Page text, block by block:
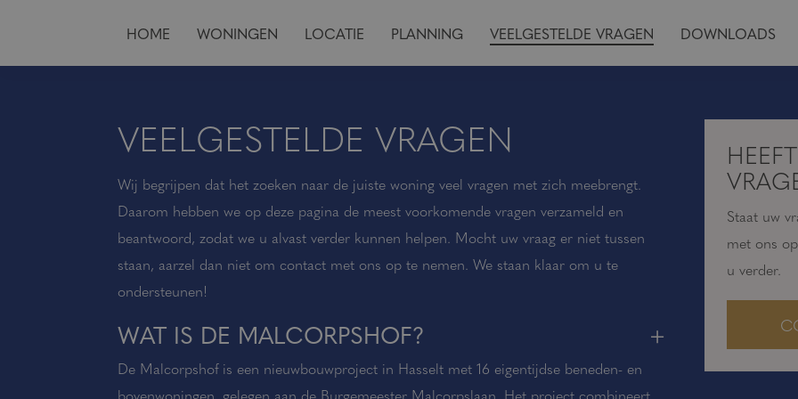
HOME WONINGEN LOCATIE PLANNING VEELGESTELDE VRAGEN DOWNLOADS
VEELGESTELDE VRAGEN
Wij begrijpen dat het zoeken naar de juiste woning veel vragen met zich meebrengt.
Daarom hebben we op deze pagina de meest voorkomende vragen verzameld en
beantwoord, zodat we u alvast verder kunnen helpen. Mocht uw vraag er niet tussen
staan, aarzel dan niet om contact met ons op te nemen. We staan klaar om u te
ondersteunen!
WAT IS DE MALCORPSHOF?
De Malcorpshof is een nieuwbouwproject in Hasselt met 16 eigentijdse beneden- en
bovenwoningen, gelegen aan de Burgemeester Malcorpslaan. Het project combineert
Staat uw
met ons
u verder.